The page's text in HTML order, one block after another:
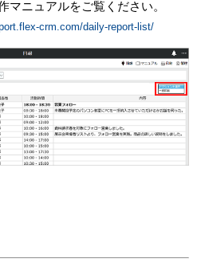
マニュアルをご覧ください。
crm.com/daily-report-list/